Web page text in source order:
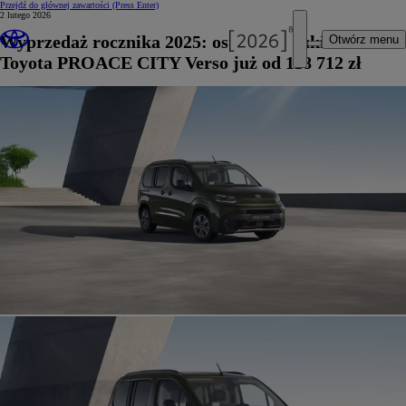
Przejdź do głównej zawartości (Press Enter)
Otwórz menu
2 lutego 2026
Wyprzedaż rocznika 2025: ostatnie sztuki modelu
Toyota PROACE CITY Verso już od 118 712 zł